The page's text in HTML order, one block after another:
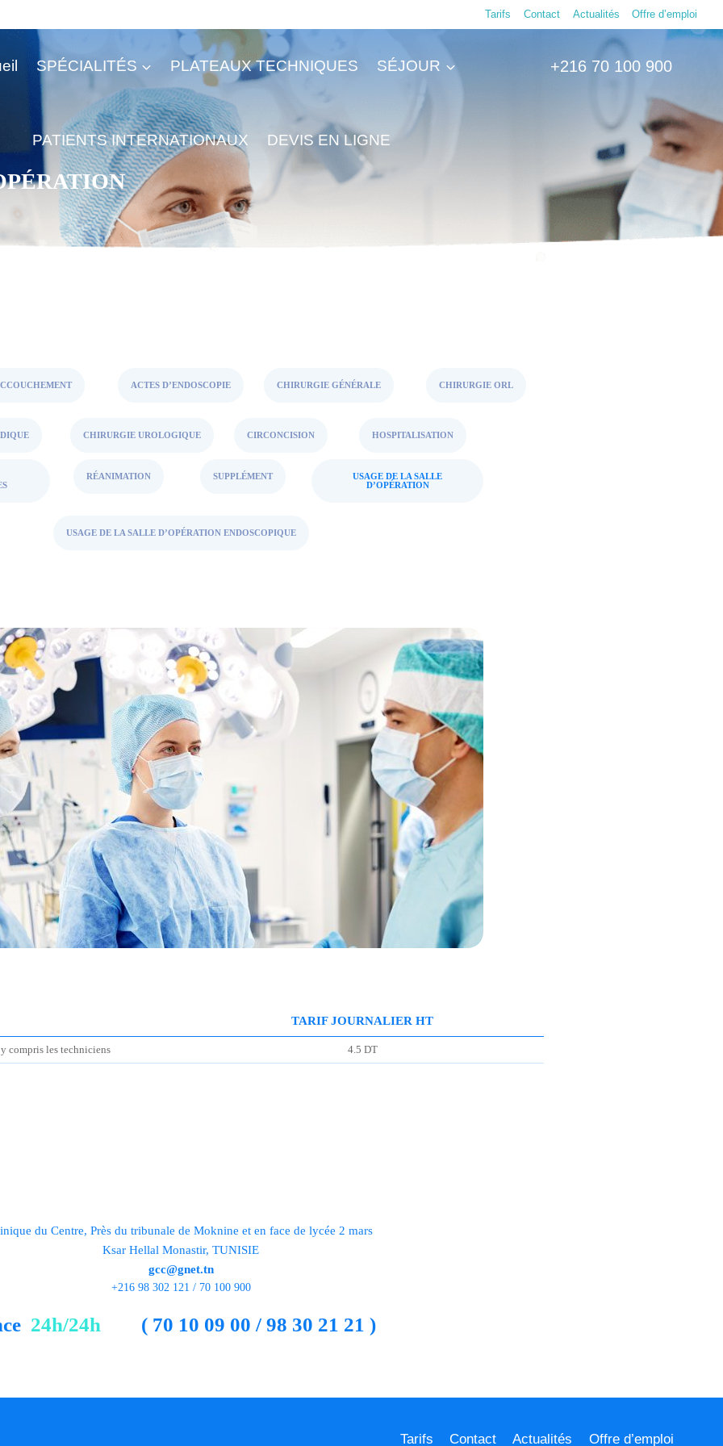
Tarifs Contact Actualités Offre d’emploi
SPÉCIALITÉS PLATEAUX TECHNIQUES SÉJOUR
PATIENTS INTERNATIONAUX DEVIS EN LIGNE
+216 70 100 900
ACTES D’ENDOSCOPIE CHIRURGIE GÉNÉRALE CHIRURGIE ORL
CHIRURGIE UROLOGIQUE CIRCONCISION HOSPITALISATION
RÉANIMATION SUPPLÉMENT
USAGE DE LA SALLE
D’OPÉRATION
USAGE DE LA SALLE D’OPÉRATION ENDOSCOPIQUE
TARIF JOURNALIER HT
compris les techniciens 4.5 DT
du Centre, Près du tribunale de Moknine et en face de lycée 2 mars
Ksar Hellal Monastir, TUNISIE
gcc@gnet.tn
+216 98 302 121 / 70 100 900
24h/24h ( 70 10 09 00 / 98 30 21 21 )
Tarifs Contact Actualités Offre d’emploi